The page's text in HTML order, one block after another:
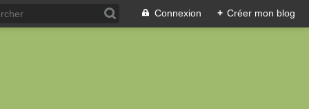
Connexion + Créer mon blog